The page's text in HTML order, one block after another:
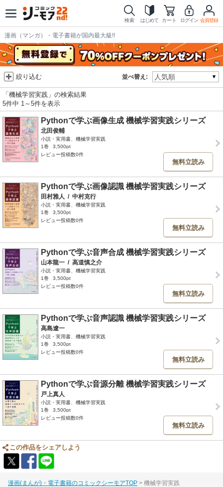
検索 はじめて カート ログイン 会員登録
漫画（マンガ）・電子書籍が国内最大級!!
並べ替え:
絞り込む
「機械学習実践」の検索結果
5件中 1～5件を表示
Pythonで学ぶ画像生成 機械学習実践シリーズ
北田俊輔
小説・実用書、機械学習実践
1巻
3,500pt
レビュー投稿数0件
無料立読み
Pythonで学ぶ画像認識 機械学習実践シリーズ
田村雅人 / 中村克行
小説・実用書、機械学習実践
1巻
3,500pt
レビュー投稿数0件
無料立読み
Pythonで学ぶ音声合成 機械学習実践シリーズ
山本龍一 / 高道慎之介
小説・実用書、機械学習実践
1巻
3,500pt
レビュー投稿数0件
無料立読み
Pythonで学ぶ音声認識 機械学習実践シリーズ
高島遼一
小説・実用書、機械学習実践
1巻
3,500pt
レビュー投稿数0件
無料立読み
Pythonで学ぶ音源分離 機械学習実践シリーズ
戸上真人
小説・実用書、機械学習実践
1巻
3,500pt
レビュー投稿数0件
無料立読み
この作品をシェアしよう
漫画(まんが)・電子書籍のコミックシーモアTOP 機械学習実践